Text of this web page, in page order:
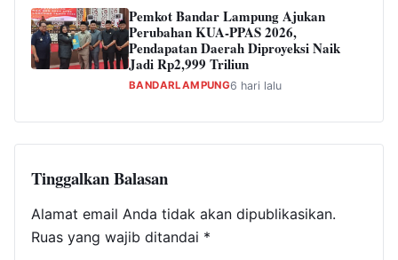
Pemkot Bandar Lampung Ajukan
Perubahan KUA-PPAS 2026,
Pendapatan Daerah Diproyeksi Naik
Jadi Rp2,999 Triliun
BANDARLAMPUNG6 hari lalu
Tinggalkan Balasan
Alamat email Anda tidak akan dipublikasikan.
Ruas yang wajib ditandai *